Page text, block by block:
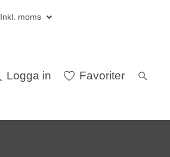
Inkl. moms
Logga in Favoriter